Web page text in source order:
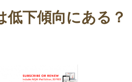
低下傾向にある？